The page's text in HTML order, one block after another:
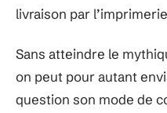
livraison par
Sans atteindre le
on peut pour autant
question son mode de